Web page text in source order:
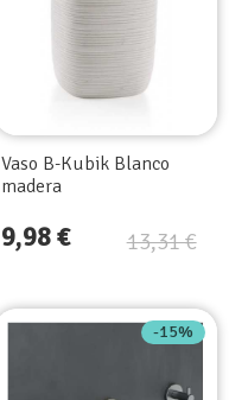
Vaso B-Kubik Blanco
madera
13,31 €
9,98 €
-15%